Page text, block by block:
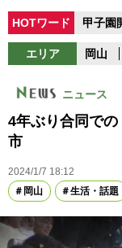
HOTワード 甲子園
エリア 岡山
ニュース
4年ぶり合同で
市
2024/1/7 18:12
岡山
生活・話題